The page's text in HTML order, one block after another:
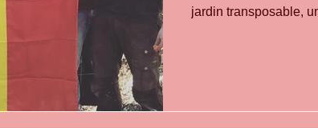
jardin transposable,